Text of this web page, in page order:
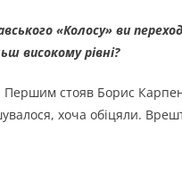
«Колосу» ви
високому рівні?
Першим стояв Борис
хоча обіцяли.